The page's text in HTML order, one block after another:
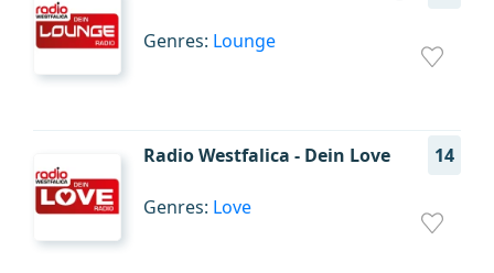
Genres: Lounge
Radio Westfalica - Dein Love 14
Genres: Love